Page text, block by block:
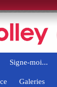
Signe-moi...
Galeries